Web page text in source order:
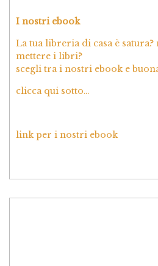
I nostri ebook
La tua libreria di casa è
mettere i libri?
scegli tra i nostri ebook e
clicca qui sotto…
link per i nostri ebook